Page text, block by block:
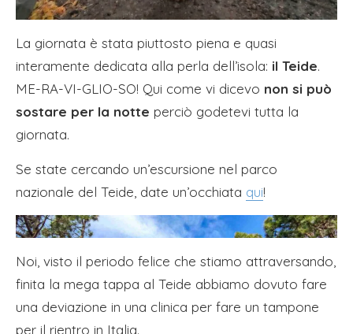
La giornata è stata piuttosto piena e quasi
interamente dedicata alla perla dell’isola: il Teide.
ME-RA-VI-GLIO-SO! Qui come vi dicevo non si può
sostare per la notte perciò godetevi tutta la
giornata.
Se state cercando un’escursione nel parco
nazionale del Teide, date un’occhiata qui!
Noi, visto il periodo felice che stiamo attraversando,
finita la mega tappa al Teide abbiamo dovuto fare
una deviazione in una clinica per fare un tampone
per il rientro in Italia.